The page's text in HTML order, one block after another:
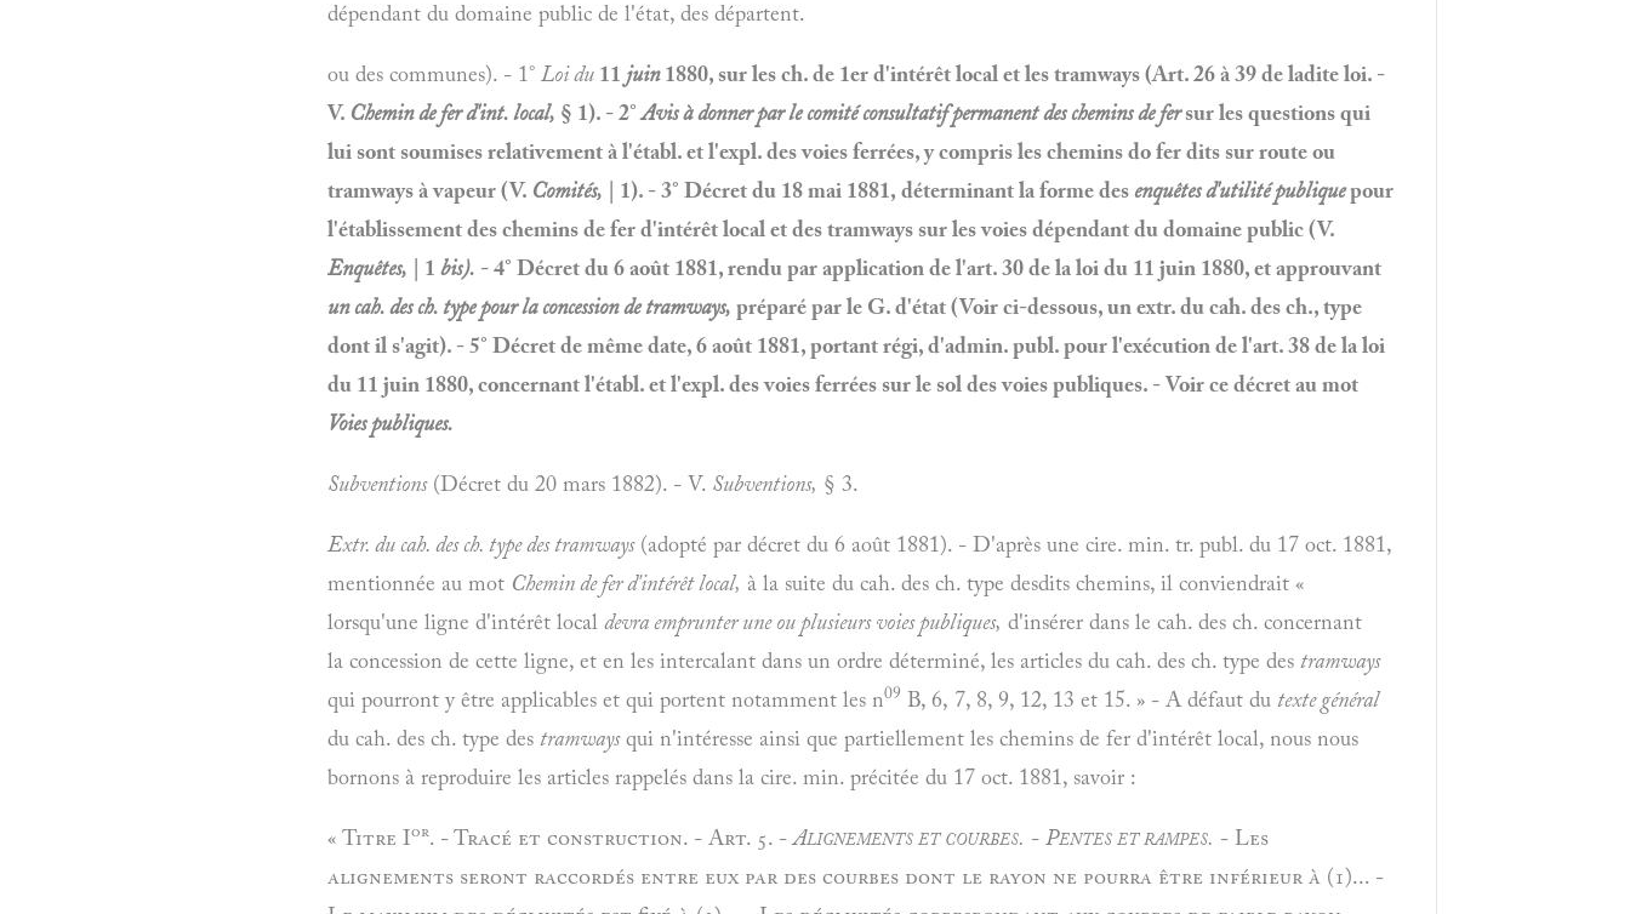
dépendant du domaine public de l'état, des départent.
ou des communes). - 1° Loi du 11 juin1880, sur les ch. de 1er d'intérêt local et les tramways (Art. 26 à 39 de ladite loi. -
V. Chemin de fer d'int. local, § 1). - 2°Avis à donner par le comité consultatif permanent des chemins de fersur les questions qui
lui sont soumises relativement à l'établ. et l'expl. des voies ferrées, y compris les chemins do fer dits sur route ou
tramways à vapeur (V. Comités, | 1). - 3° Décret du 18 mai 1881, déterminant la forme des enquêtes d'utilité publiquepour
l'établissement des chemins de fer d'intérêt local et des tramways sur les voies dépendant du domaine public (V.
Enquêtes, | 1 bis). - 4° Décret du 6 août 1881, rendu par application de l'art. 30 de la loi du 11 juin 1880, et approuvant
un cah. des ch. type pour la concession de tramways, préparé par le G. d'état (Voir ci-dessous, un extr. du cah. des ch., type
dont il s'agit). - 5° Décret de même date, 6 août 1881, portant régi, d'admin. publ. pour l'exécution de l'art. 38 de la loi
du 11 juin 1880, concernant l'établ. et l'expl. des voies ferrées sur le sol des voies publiques. - Voir ce décret au mot
Voies publiques.
Subventions(Décret du 20 mars 1882). - V. Subventions, § 3.
Extr. du cah. des ch. type des tramways(adopté par décret du 6 août 1881). - D'après une cire. min. tr. publ. du 17 oct. 1881,
mentionnée au mot Chemin de fer d'intérêt local, à la suite du cah. des ch. type desdits chemins, il conviendrait «
lorsqu'une ligne d'intérêt local devra emprunter une ou plusieurs voies publiques, d'insérer dans le cah. des ch. concernant
la concession de cette ligne, et en les intercalant dans un ordre déterminé, les articles du cah. des ch. type des tramways
qui pourront y être applicables et qui portent notamment les n09 B, 6, 7, 8, 9, 12, 13 et 15. » - A défaut du texte général
du cah. des ch. type des tramwaysqui n'intéresse ainsi que partiellement les chemins de fer d'intérêt local, nous nous
bornons à reproduire les articles rappelés dans la cire. min. précitée du 17 oct. 1881, savoir :
« Titre Ior. -Tracé et construction. - Art. 5. -Alignements et courbes. - Pentes et rampes. - Les
alignements seront raccordés entre eux par des courbes dont le rayon ne pourra être inférieur à (1)... -